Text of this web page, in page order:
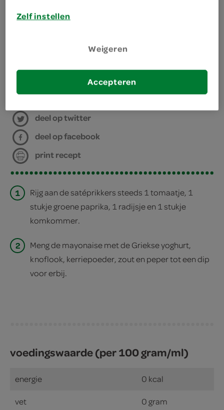
bereiden
deel op twitter
deel op facebook
print recept
1
Rijg aan de satéprikkers steeds 1 tomaatje, 1
stukje groene paprika, 1 radijsje en 1 stukje
komkommer.
2
Meng de mayonaise met de Griekse yoghurt,
knoflook, kerriepoeder, zout en peper tot een dip
voor erbij.
voedingswaarde (per 100 gram/ml)
energie 0 kcal
vet 0 gram
Zelf instellen
Weigeren
Accepteren